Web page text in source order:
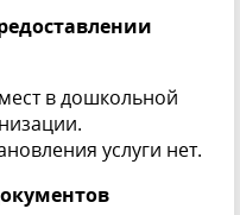
в дошкольной
услуги нет.